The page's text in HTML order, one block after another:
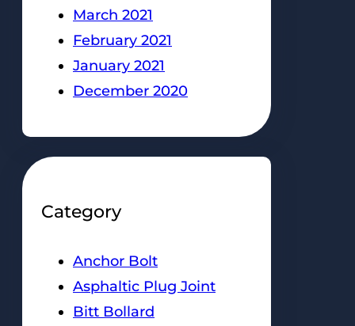
March 2021
February 2021
January 2021
December 2020
Category
Anchor Bolt
Asphaltic Plug Joint
Bitt Bollard